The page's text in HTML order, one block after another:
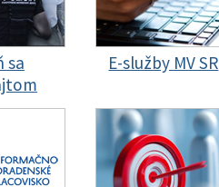
sa
E-služby MV SR